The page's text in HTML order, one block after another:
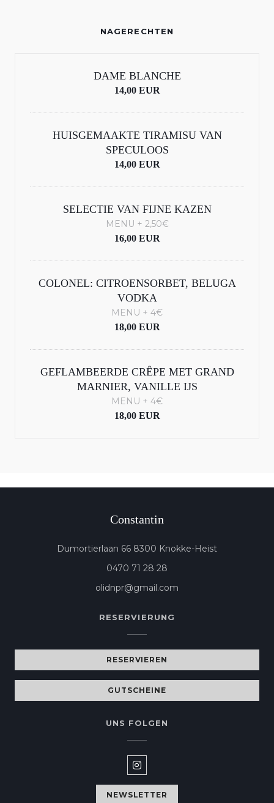
NAGERECHTEN
DAME BLANCHE
14,00 EUR
HUISGEMAAKTE TIRAMISU VAN
SPECULOOS
14,00 EUR
SELECTIE VAN FIJNE KAZEN
MENU + 2,50€
16,00 EUR
COLONEL: CITROENSORBET, BELUGA
VODKA
MENU + 4€
18,00 EUR
GEFLAMBEERDE CRÊPE MET GRAND
MARNIER, VANILLE IJS
MENU + 4€
18,00 EUR
Constantin
Dumortierlaan 66 8300 Knokke-Heist
0470 71 28 28
olidnpr@gmail.com
RESERVIERUNG
RESERVIEREN
GUTSCHEINE
UNS FOLGEN
Instagram ((öffnet ein
NEWSLETTER